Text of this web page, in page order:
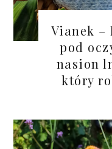
Vianek –
pod
nasion
który